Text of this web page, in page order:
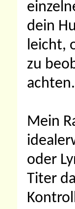
dein
leicht,
zu
achten.
Mein
oder
Titer